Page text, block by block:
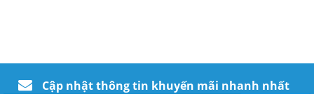
Cập nhật thông tin khuyến mãi nhanh nhất